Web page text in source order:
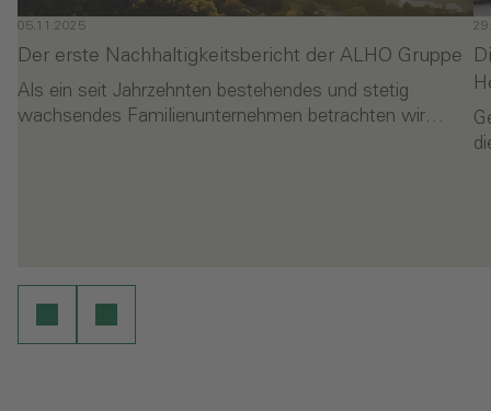
05.11.2025
Der erste Nachhaltigkeitsbericht der ALHO Gruppe
Als ein seit Jahrzehnten bestehendes und stetig
wachsendes Familienunternehmen betrachten wir…